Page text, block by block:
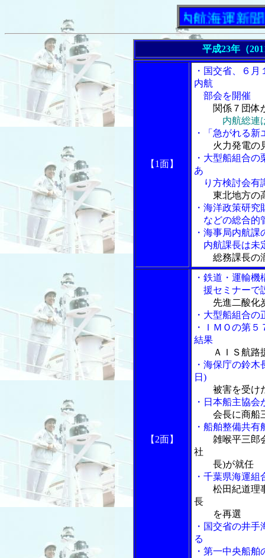
「内航海運新聞」ニ
平成23年（
【1面】
・国交省、６
内航
部会を開催
関係７団体
内航総連
・「急がれる
火力発電の
・大型船組合
あ
り方検討会有
東北地方の
・海洋政策研
などの総合的
・海事局内航
内航課長は未
総務課長の
【2面】
・鉄道・運輸
援セミナーで
先進二酸化
・大型船組合
・ＩＭＯの第
結果
ＡＩＳ航路
・海保庁の鈴
日)
被害を受け
・日本船主協
会長に商船
・船舶整備共
雑喉平三郎
社
長)が就任
・千葉県海運
松田紀道理
長
を再選
・国交省の井
る
・第一中央船